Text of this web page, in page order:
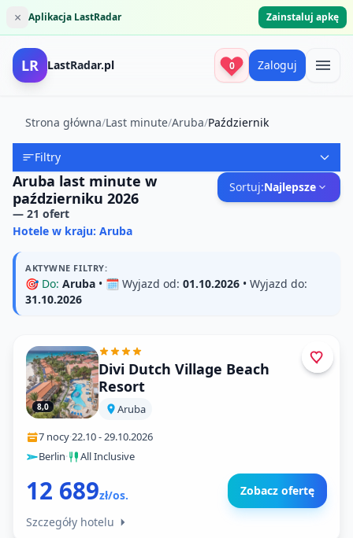
× Aplikacja LastRadar Zainstaluj apkę
LR LastRadar.pl 0 Zaloguj
Strona główna/Last minute/Aruba/Październik
Filtry
Aruba last minute w
październiku 2026
— 21 ofert
Sortuj:Najlepsze
Hotele w kraju: Aruba
AKTYWNE FILTRY:
🎯 Do: Aruba • 🗓️ Wyjazd od: 01.10.2026 • Wyjazd do:
31.10.2026
8,0
Divi Dutch Village Beach
Resort
Aruba
7 nocy·22.10-29.10.2026
Berlin· All Inclusive
12 689zł/os. Zobacz ofertę
Szczegóły hotelu